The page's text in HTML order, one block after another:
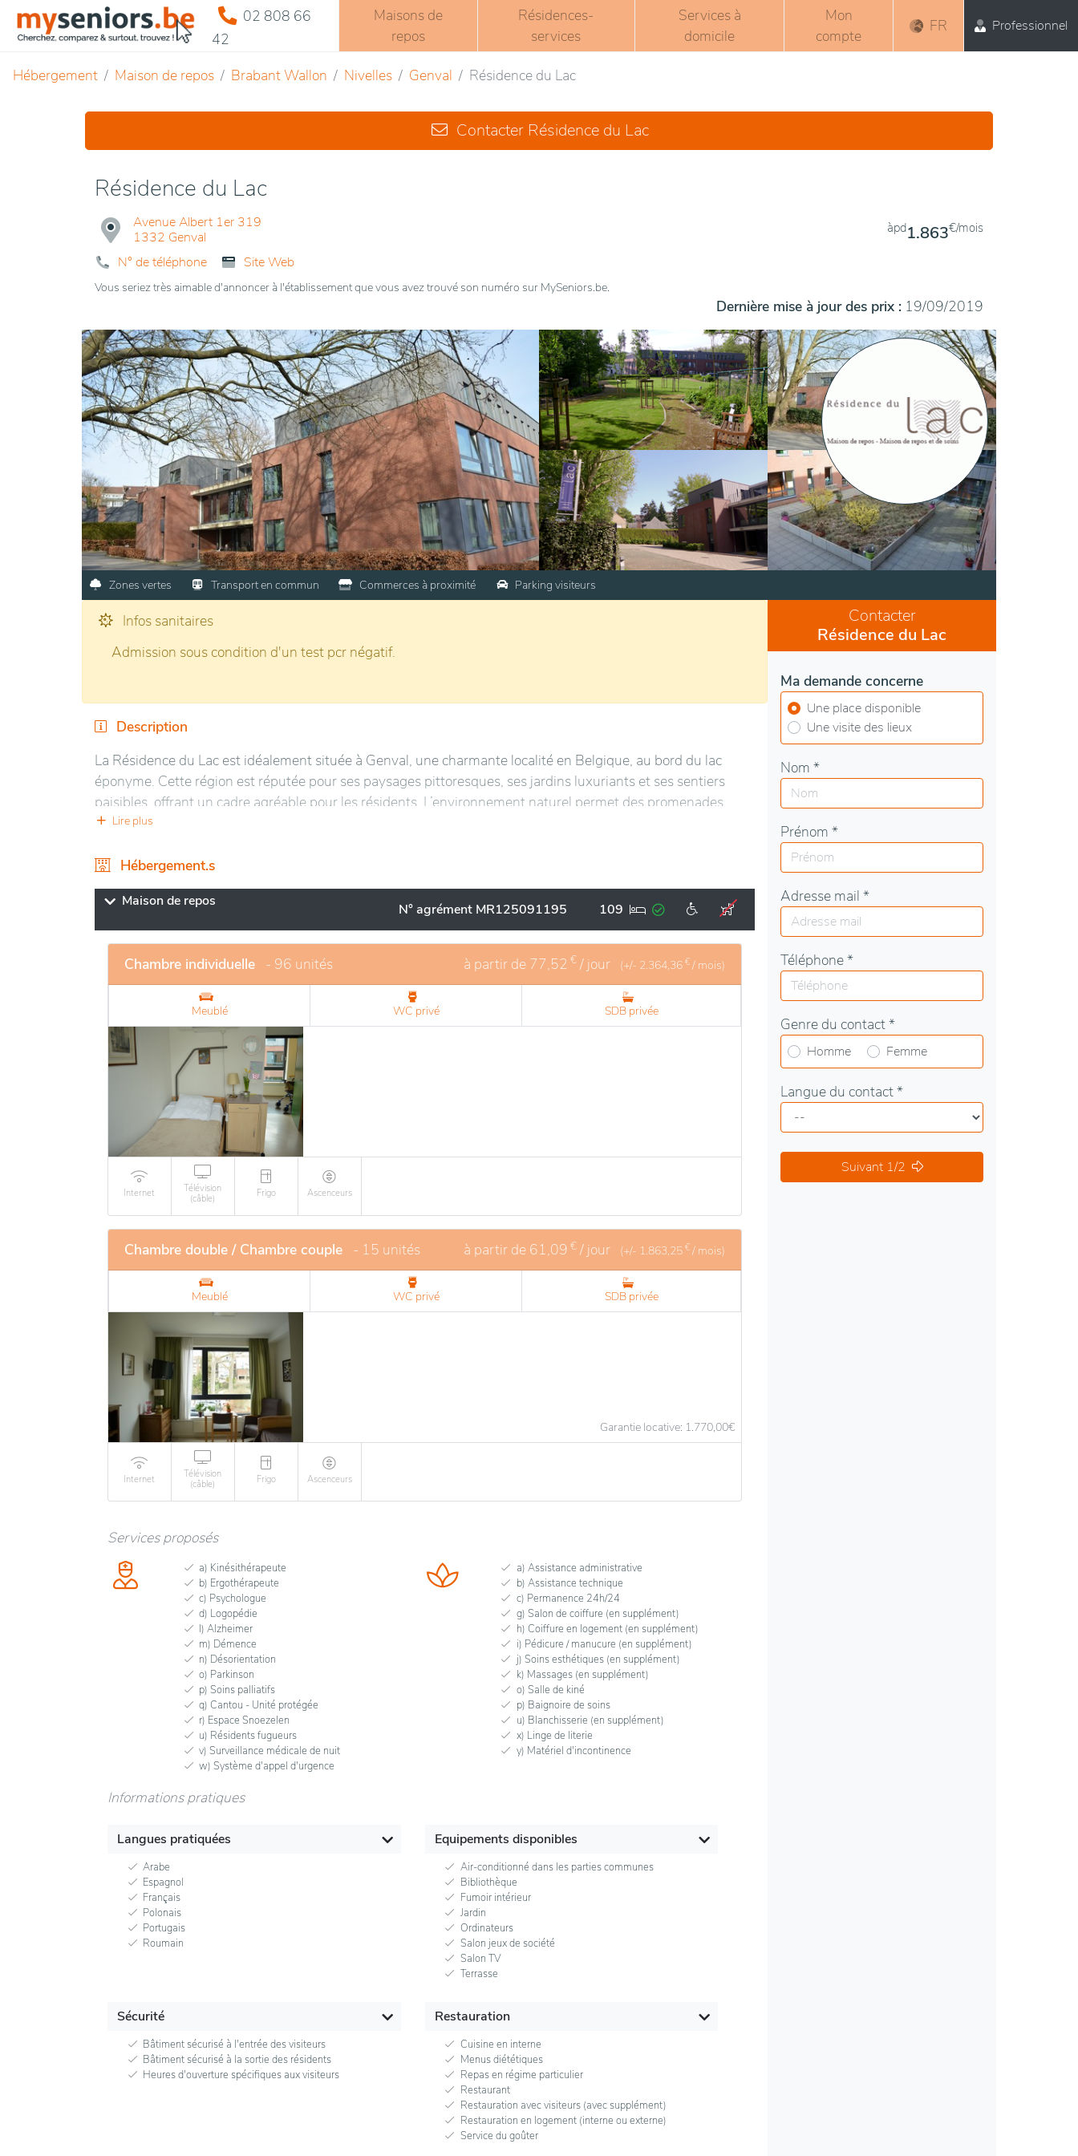
02 808 66
42
Maisons de
repos
Résidences-
services
Services à
domicile
Mon
compte
FR Professionnel
Hébergement Maison de repos Brabant Wallon Nivelles Genval Résidence du Lac
Résidence du Lac
Avenue Albert 1er 319
1332 Genval
àpd1.863€/mois
N° de téléphone Site Web
Vous seriez très aimable d'annoncer à l'établissement que vous avez trouvé son numéro sur MySeniors.be.
Dernière mise à jour des prix : 19/09/2019
Zones vertes Transport en commun Commerces à proximité Parking visiteurs
Infos sanitaires
Admission sous condition d'un test pcr négatif.
Description
La Résidence du Lac est idéalement située à Genval, une charmante localité en Belgique, au bord du lac
éponyme. Cette région est réputée pour ses paysages pittoresques, ses jardins luxuriants et ses sentiers
paisibles, offrant un cadre agréable pour les résidents. L’environnement naturel permet des promenades
relaxantes et des activités de plein air, favorisant le bien-être.
L'établissement lui-même se distingue par son architecture chaleureuse et accueillante, intégrant des
espaces communs lumineux et confortables. Les chambres, spacieuses et bien équipées, garantissent un
cadre de vie agréable. De nombreuses activités sont proposées, allant de l'animation culturelle à des ateliers
créatifs, favorisant l'engagement et la convivialité entre résidents. La proximité des commodités locales, telles
que les commerces et les transports en commun, ajoute à l’accessibilité et au confort de la vie quotidienne,
rendant cet endroit propice à une vie sereine et épanouissante.
Lire plus
Hébergement.s
Maison de repos N° agrément MR125091195 109
Chambre individuelle - 96 unités à partir de 77,52 € / jour (+/- 2.364,36 € / mois)
Meublé WC privé SDB privée
Internet
Télévision
(câble)
Frigo Ascenceurs
Chambre double / Chambre couple - 15 unités à partir de 61,09 € / jour (+/- 1.863,25 € / mois)
Meublé WC privé SDB privée
Garantie locative: 1.770,00€
Internet
Télévision
(câble)
Frigo Ascenceurs
Services proposés
a) Kinésithérapeute
b) Ergothérapeute
c) Psychologue
d) Logopédie
l) Alzheimer
m) Démence
n) Désorientation
o) Parkinson
p) Soins palliatifs
q) Cantou - Unité protégée
r) Espace Snoezelen
u) Résidents fugueurs
v) Surveillance médicale de nuit
w) Système d'appel d'urgence
a) Assistance administrative
b) Assistance technique
c) Permanence 24h/24
g) Salon de coiffure (en supplément)
h) Coiffure en logement (en supplément)
i) Pédicure / manucure (en supplément)
j) Soins esthétiques (en supplément)
k) Massages (en supplément)
o) Salle de kiné
p) Baignoire de soins
u) Blanchisserie (en supplément)
x) Linge de literie
y) Matériel d'incontinence
Informations pratiques
Langues pratiquées
Arabe
Espagnol
Français
Polonais
Portugais
Roumain
Equipements disponibles
Air-conditionné dans les parties communes
Bibliothèque
Fumoir intérieur
Jardin
Ordinateurs
Salon jeux de société
Salon TV
Terrasse
Sécurité
Bâtiment sécurisé à l'entrée des visiteurs
Bâtiment sécurisé à la sortie des résidents
Heures d'ouverture spécifiques aux visiteurs
Restauration
Cuisine en interne
Menus diététiques
Repas en régime particulier
Restaurant
Restauration avec visiteurs (avec supplément)
Restauration en logement (interne ou externe)
Service du goûter
Contacter
Résidence du Lac
Ma demande concerne
Une place disponible
Une visite des lieux
Nom *
Prénom *
Adresse mail *
Téléphone *
Genre du contact *
Homme Femme
Langue du contact *
Suivant 1/2
Contacter Résidence du Lac